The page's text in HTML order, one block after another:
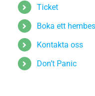
Ticket
Boka ett
Kontakta oss
Don’t Panic